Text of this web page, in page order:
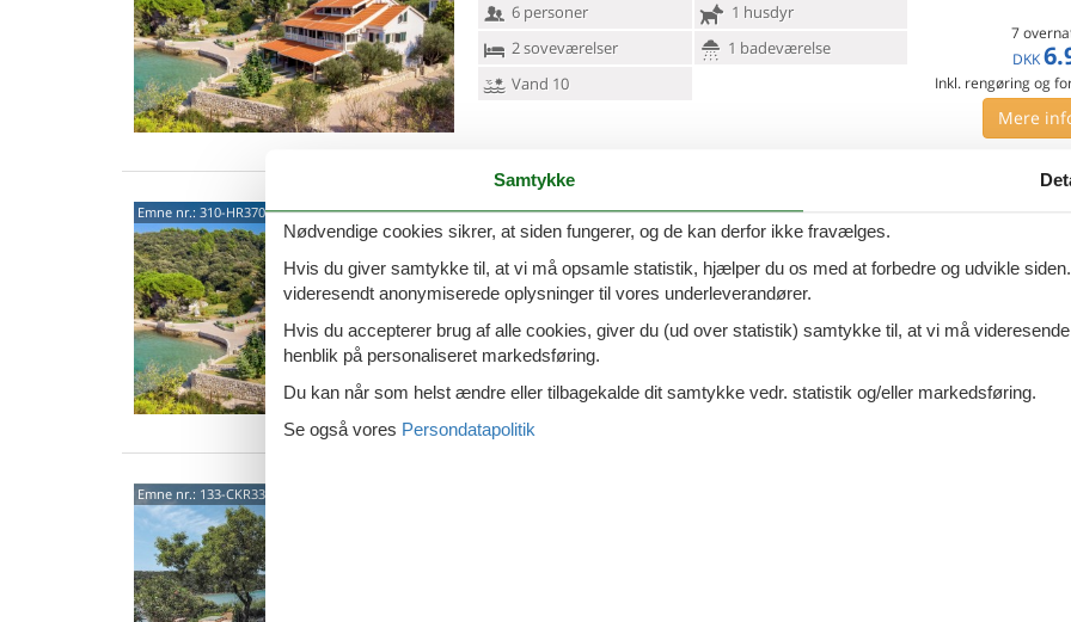
6 personer
1 husdyr
2 soveværelser
1 badeværelse
Vand 10
7
DKK
Inkl. rengøring og
Mere
Emne nr.: 310-HR3703.620.10 51280 - Rab/Kampor
4 personer
1 husdyr
1 soveværelse
1 badeværelse
Vand 10
DKK
Mere info
Emne nr.: 133-CKR330
Samtykke
Nødvendige cookies sikrer, at siden fungerer, og de kan derfor ikke fravælges.
Hvis du giver samtykke til, at vi må opsamle statistik, hjælper du os med at forbedre og udvikle
videresendt anonymiserede oplysninger til vores underleverandører.
Hvis du accepterer brug af alle cookies, giver du (ud over statistik) samtykke til, at vi må
henblik på personaliseret markedsføring.
Du kan når som helst ændre eller tilbagekalde dit samtykke vedr. statistik og/eller markedsføring.
Se også vores Persondatapolitik